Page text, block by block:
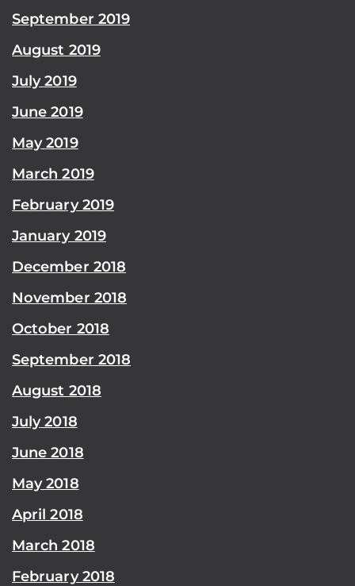
September 2019
August 2019
July 2019
June 2019
May 2019
March 2019
February 2019
January 2019
December 2018
November 2018
October 2018
September 2018
August 2018
July 2018
June 2018
May 2018
April 2018
March 2018
February 2018